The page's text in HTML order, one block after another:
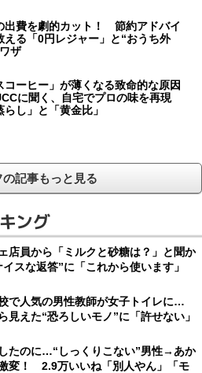
出費を劇的カット！ 節約アドバイ
える「0円レジャー」と“おうち外
ザ
コーヒー」が薄くなる致命的な原因
に聞く、自宅でプロの味を再現
らし」と「黄金比」
の記事もっと見る
ング
店員から「ミルクと砂糖は？」と聞か
スな返答”に「これから使います」
校で人気の男性教師が女子トイレに…
見えた“恐ろしいモノ”に「許せない」
たのに…“しっくりこない”男性→あか
変！ 2.9万いいね「別人やん」「モ